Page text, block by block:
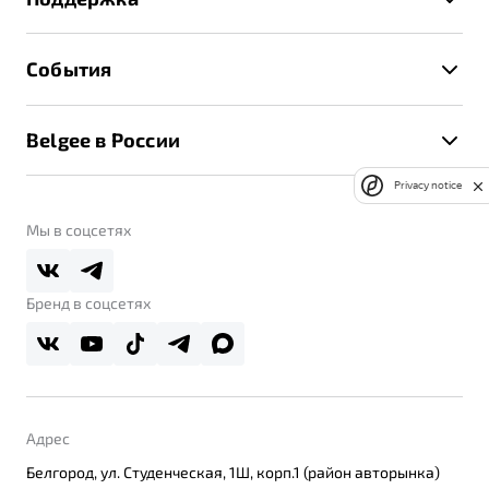
Расчет КАСКО
Руководство по эксплуатации
Техническое обслуживание
Калькулятор ТО
Помощь на дорогах
Belgee Линк
Belgee Плюс
Реферальная программа
События
Контакты
Belgee в России
О дилерском центре
Правовая информация
Мы в соцсетях
Бренд в соцсетях
Адрес
Белгород, ул. Студенческая, 1Ш, корп.1 (район авторынка)
Privacy notice